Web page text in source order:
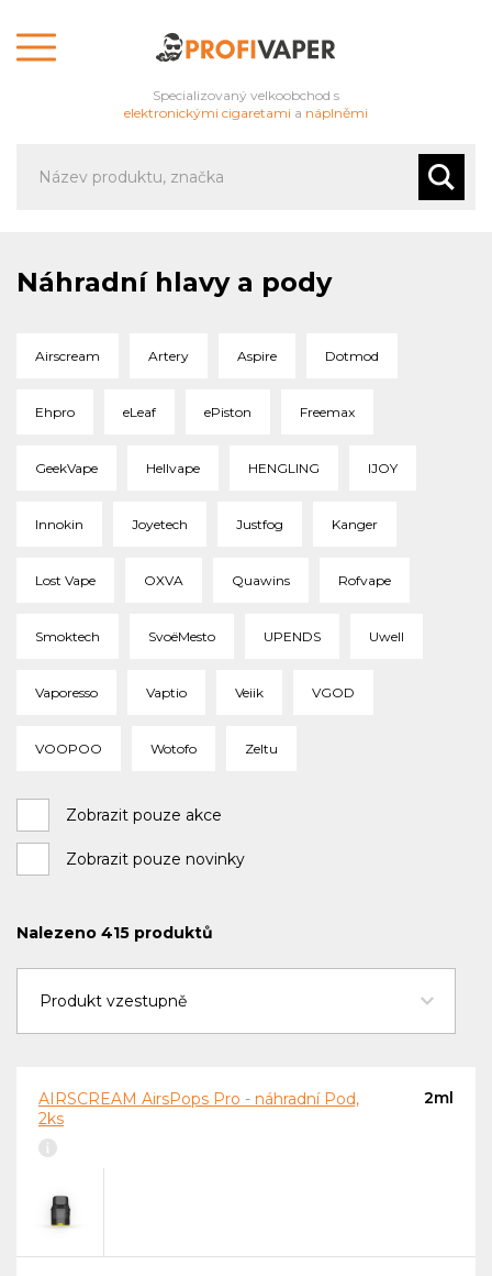
Specializovaný velkoobchod s
elektronickými cigaretami a náplněmi
Náhradní hlavy a pody
Airscream Artery Aspire Dotmod
Ehpro eLeaf ePiston Freemax
GeekVape Hellvape HENGLING IJOY
Innokin Joyetech Justfog Kanger
Lost Vape OXVA Quawins Rofvape
Smoktech SvoëMesto UPENDS Uwell
Vaporesso Vaptio Veiik VGOD
VOOPOO Wotofo Zeltu
Zobrazit pouze akce
Zobrazit pouze novinky
Nalezeno 415 produktů
AIRSCREAM AirsPops Pro - náhradní Pod,
2ks
2ml